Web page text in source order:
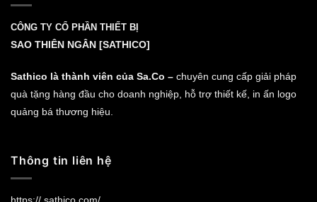
CÔNG TY CỔ PHẦN THIẾT BỊ
SAO THIÊN NGÂN [SATHICO]
Sathico là thành viên của Sa.Co – chuyên cung cấp giải pháp
quà tặng hàng đầu cho doanh nghiệp, hỗ trợ thiết kế, in ấn logo
quảng bá thương hiệu.
Thông tin liên hệ
https://.sathico.com/